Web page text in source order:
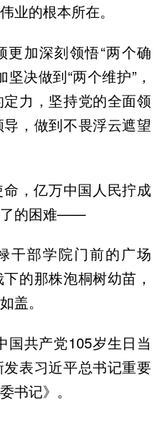
业的根本所在。
更加深刻领悟“两个确
决做到“两个维护”，
力，坚持党的全面领
，做到不畏浮云遮望
，亿万中国人民拧成
了的困难——
干部学院门前的广场
的那株泡桐树幼苗，
盖。
国共产党105岁生日当
表习近平总书记重要
书记》。